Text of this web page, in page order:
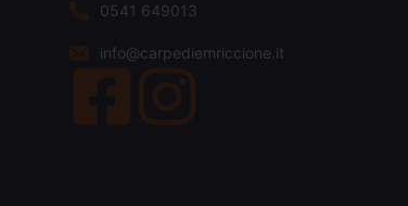
0541 649013
info@carpediemriccione.it